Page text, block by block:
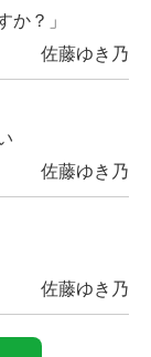
？」
佐藤ゆき乃
佐藤ゆき乃
佐藤ゆき乃